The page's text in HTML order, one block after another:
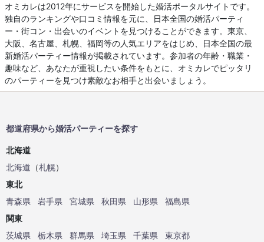
オミカレは2012年にサービスを開始した婚活ポータルサイトです。
独自のランキングや口コミ情報を元に、日本全国の婚活パーティ
ー・街コン・出会いのイベントを見つけることができます。東京、
大阪、名古屋、札幌、福岡等の人気エリアをはじめ、日本全国の最
新婚活パーティー情報が掲載されています。参加者の年齢・職業・
趣味など、あなたが重視したい条件をもとに、オミカレでピッタリ
のパーティーを見つけ素敵なお相手と出会いましょう。
都道府県から婚活パーティーを探す
北海道
北海道 （札幌）
東北
青森県
岩手県 宮城県 秋田県 山形県
福島県
関東
茨城県
栃木県 群馬県 埼玉県 千葉県
東京都